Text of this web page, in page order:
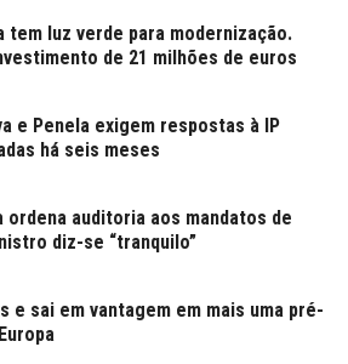
tem luz verde para modernização.
de 21 milhões de euros
e Penela exigem respostas à IP
há seis meses
auditoria aos mandatos de
diz-se “tranquilo”
e sai em vantagem em mais uma pré-